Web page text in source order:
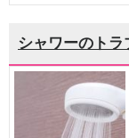
シャワーのト